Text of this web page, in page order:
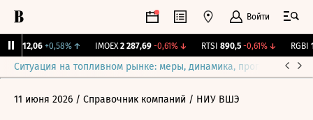
Войти
12,06 +0,58%↑ IMOEX 2 287,69 -0,61% ↓ RTSI 890,5 -0,61% ↓ RGBI
Ситуация на топливном рынке: меры, динамика, прогнозы
11 июня 2026 / Справочник компаний / НИУ ВШЭ